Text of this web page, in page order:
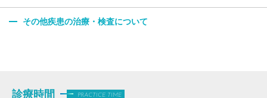
その他疾患の治療・検査について
診療時間 PRACTICE TIME